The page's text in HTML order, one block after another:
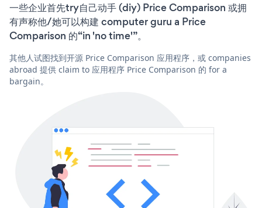
一些企业首先try自己动手 (diy) Price Comparison 或拥
有声称他/她可以构建 computer guru a Price
Comparison 的“in 'no time'”。
其他人试图找到开源 Price Comparison 应用程序，或 companies
abroad 提供 claim to 应用程序 Price Comparison 的 for a
bargain。